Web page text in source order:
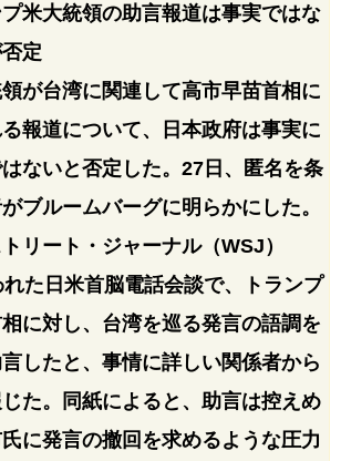
米大統領の助言報道は事実ではな
定
が台湾に関連して高市早苗首相に
報道について、日本政府は事実に
ないと否定した。27日、匿名を条
ブルームバーグに明らかにした。
リート・ジャーナル（WSJ）
た日米首脳電話会談で、トランプ
に対し、台湾を巡る発言の語調を
したと、事情に詳しい関係者から
た。同紙によると、助言は控えめ
に発言の撤回を求めるような圧力